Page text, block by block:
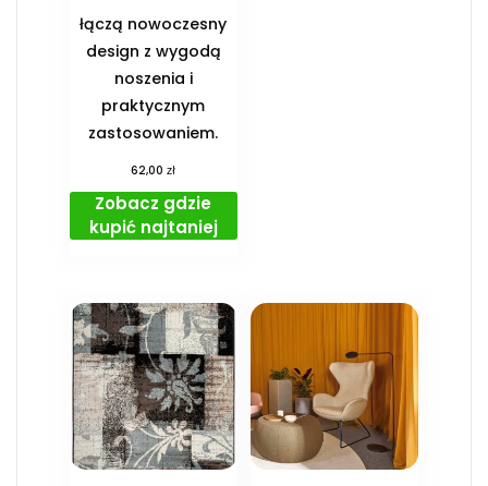
łączą nowoczesny
design z wygodą
noszenia i
praktycznym
zastosowaniem.
62,00zł
Zobacz gdzie
kupić najtaniej